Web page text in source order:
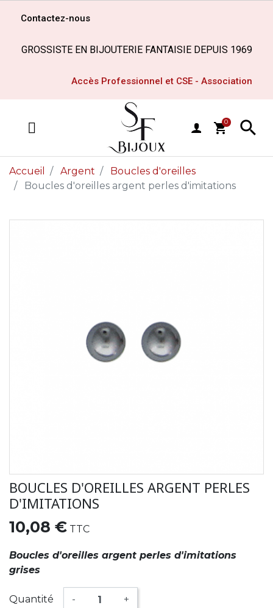
Contactez-nous
GROSSISTE EN BIJOUTERIE FANTAISIE DEPUIS 1969
Accès Professionnel et CSE - Association
shopping_cart
0 
Accueil Argent
Boucles d'oreilles
Boucles d'oreilles argent perles d'imitations
BOUCLES D'OREILLES ARGENT PERLES
D'IMITATIONS
10,08 € TTC
Boucles d'oreilles argent perles d'imitations
grises
Quantité - +